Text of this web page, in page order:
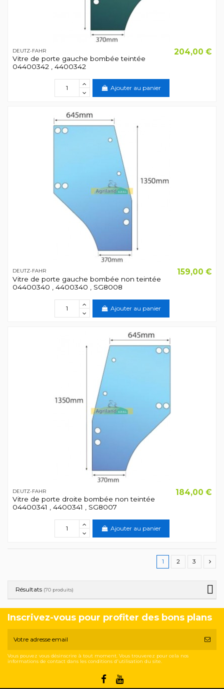
DEUTZ-FAHR
Vitre de porte gauche bombée teintée
04400342 , 4400342
204,00 €
Ajouter au panier
DEUTZ-FAHR
Vitre de porte gauche bombée non teintée
04400340 , 4400340 , SG8008
159,00 €
Ajouter au panier
DEUTZ-FAHR
Vitre de porte droite bombée non teintée
04400341 , 4400341 , SG8007
184,00 €
Ajouter au panier
1 2 3
Résultats (70 produits)
Inscrivez-vous pour profiter des bons plans
Vous pouvez vous désinscrire à tout moment. Vous trouverez pour cela nos
informations de contact dans les conditions d'utilisation du site.